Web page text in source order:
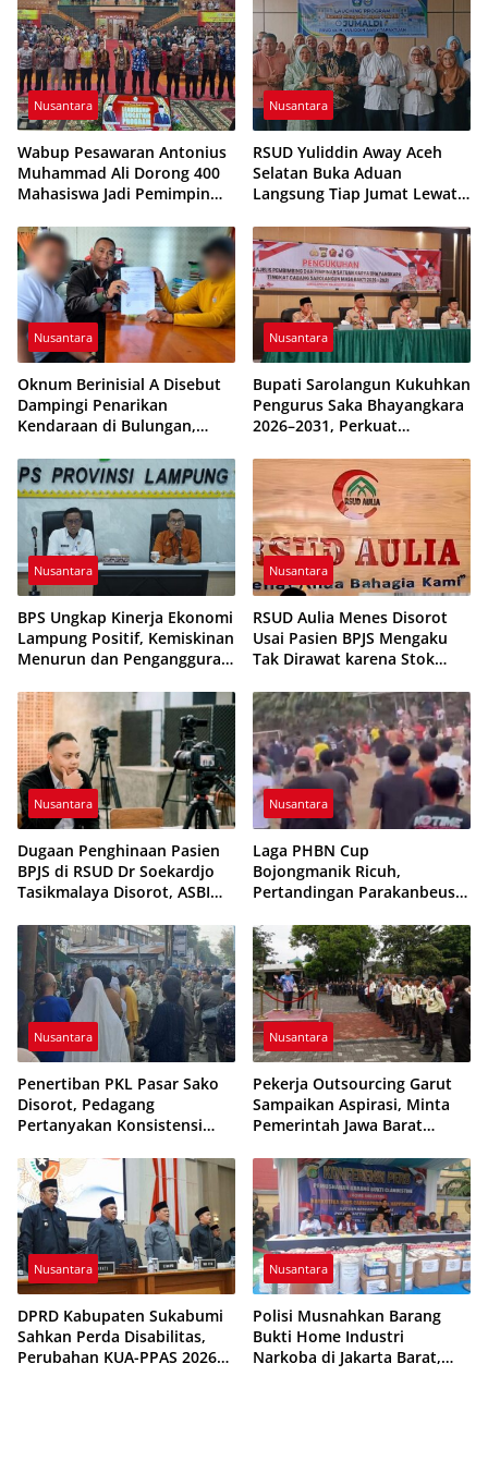
Nusantara
Wabup Pesawaran Antonius
Muhammad Ali Dorong 400
Mahasiswa Jadi Pemimpin
Nusantara
RSUD Yuliddin Away Aceh
Selatan Buka Aduan
Langsung Tiap Jumat Lewat
Nusantara
Oknum Berinisial A Disebut
Dampingi Penarikan
Kendaraan di Bulungan,
Nusantara
Bupati Sarolangun Kukuhkan
Pengurus Saka Bhayangkara
2026–2031, Perkuat
Generasi Muda
Nusantara
BPS Ungkap Kinerja Ekonomi
Lampung Positif, Kemiskinan
Menurun dan Pengangguran
Nusantara
RSUD Aulia Menes Disorot
Usai Pasien BPJS Mengaku
Tak Dirawat karena Stok
Nusantara
Dugaan Penghinaan Pasien
BPJS di RSUD Dr Soekardjo
Tasikmalaya Disorot, ASBI
Etika Pelayanan
Nusantara
Laga PHBN Cup
Bojongmanik Ricuh,
Pertandingan Parakanbeusi
Dihentikan
Nusantara
Penertiban PKL Pasar Sako
Disorot, Pedagang
Pertanyakan Konsistensi
Pungutan
Nusantara
Pekerja Outsourcing Garut
Sampaikan Aspirasi, Minta
Pemerintah Jawa Barat
Nusantara
DPRD Kabupaten Sukabumi
Sahkan Perda Disabilitas,
Perubahan KUA-PPAS 2026
Nusantara
Polisi Musnahkan Barang
Bukti Home Industri
Narkoba di Jakarta Barat,